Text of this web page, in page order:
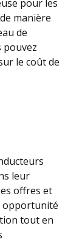
pour les
manière
de
pouvez
le coût de
leur
offres et
opportunité
tout en